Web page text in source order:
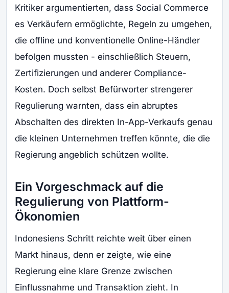
Kritiker argumentierten, dass Social Commerce
es Verkäufern ermöglichte, Regeln zu umgehen,
die offline und konventionelle Online-Händler
befolgen mussten - einschließlich Steuern,
Zertifizierungen und anderer Compliance-
Kosten. Doch selbst Befürworter strengerer
Regulierung warnten, dass ein abruptes
Abschalten des direkten In-App-Verkaufs genau
die kleinen Unternehmen treffen könnte, die die
Regierung angeblich schützen wollte.
Ein Vorgeschmack auf die
Regulierung von Plattform-
Ökonomien
Indonesiens Schritt reichte weit über einen
Markt hinaus, denn er zeigte, wie eine
Regierung eine klare Grenze zwischen
Einflussnahme und Transaktion zieht. In